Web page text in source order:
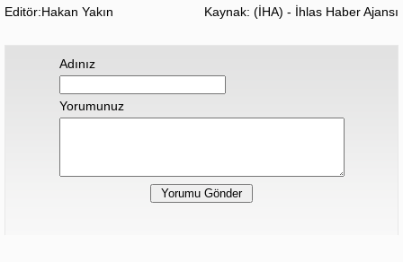
Editör:Hakan Yakın Kaynak: (İHA) - İhlas Haber Ajansı
Adınız
Yorumunuz